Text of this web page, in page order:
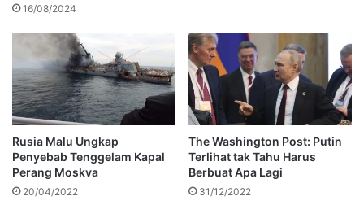
16/08/2024
Rusia Malu Ungkap
Penyebab Tenggelam Kapal
Perang Moskva
20/04/2022
The Washington Post: Putin
Terlihat tak Tahu Harus
Berbuat Apa Lagi
31/12/2022